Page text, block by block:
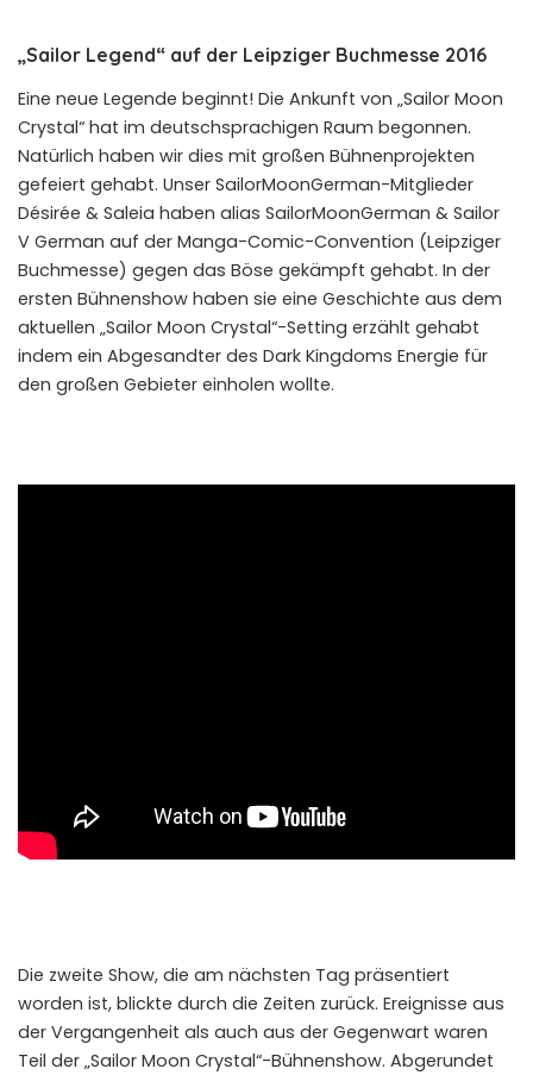
„Sailor Legend“ auf der Leipziger Buchmesse 2016
Eine neue Legende beginnt! Die Ankunft von „Sailor Moon
Crystal“ hat im deutschsprachigen Raum begonnen.
Natürlich haben wir dies mit großen Bühnenprojekten
gefeiert gehabt. Unser SailorMoonGerman-Mitglieder
Désirée & Saleia haben alias SailorMoonGerman & Sailor
V German auf der Manga-Comic-Convention (Leipziger
Buchmesse) gegen das Böse gekämpft gehabt. In der
ersten Bühnenshow haben sie eine Geschichte aus dem
aktuellen „Sailor Moon Crystal“-Setting erzählt gehabt
indem ein Abgesandter des Dark Kingdoms Energie für
den großen Gebieter einholen wollte.
Die zweite Show, die am nächsten Tag präsentiert
worden ist, blickte durch die Zeiten zurück. Ereignisse aus
der Vergangenheit als auch aus der Gegenwart waren
Teil der „Sailor Moon Crystal“-Bühnenshow. Abgerundet